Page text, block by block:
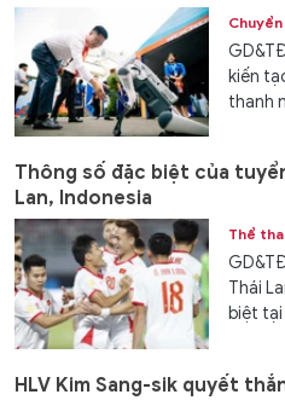
kiến
thanh
Thông số đặc biệt của
Lan, Indonesia
Thể
Thái
biệt tại
HLV Kim Sang-sik quyết